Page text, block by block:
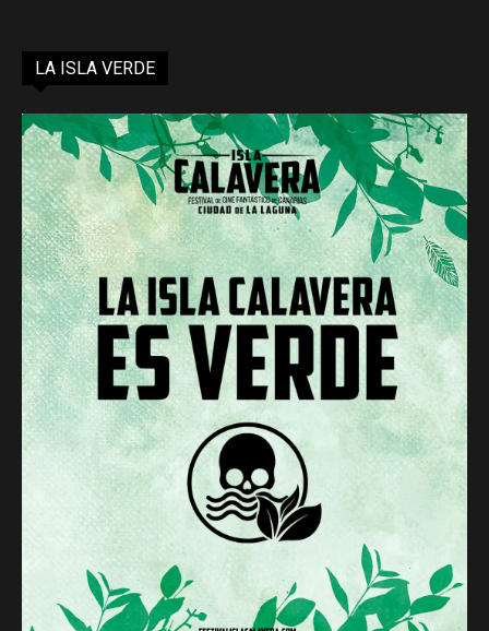
LA ISLA VERDE